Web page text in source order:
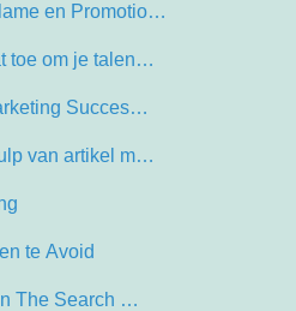
en Promotio…
toe om je talen…
Succes…
van artikel m…
te Avoid
The Search …